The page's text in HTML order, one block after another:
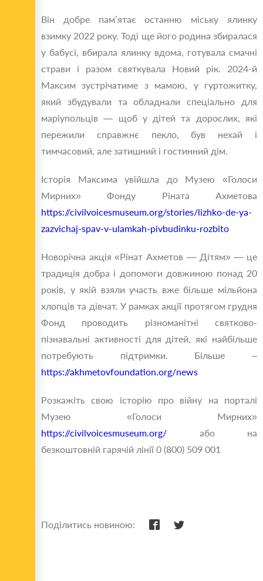
Він добре пам’ятає останню міську ялинку
взимку 2022 року. Тоді ще його родина збиралася
у бабусі, вбирала ялинку вдома, готувала смачні
страви і разом святкувала Новий рік. 2024-й
Максим зустрічатиме з мамою, у гуртожитку,
який збудували та обладнали спеціально для
маріупольців — щоб у дітей та дорослих, які
пережили справжнє пекло, був нехай і
тимчасовий, але затишний і гостинний дім.
Історія Максима увійшла до Музею «Голоси
Мирних» Фонду Ріната Ахметова
https://civilvoicesmuseum.org/stories/lizhko-de-ya-
zazvichaj-spav-v-ulamkah-pivbudinku-rozbito
Новорічна акція «Рінат Ахметов — Дітям» — це
традиція добра і допомоги довжиною понад 20
років, у якій взяли участь вже більше мільйона
хлопців та дівчат. У рамках акції протягом грудня
Фонд проводить різноманітні святково-
пізнавальні активності для дітей, які найбільше
потребують підтримки. Більше –
https://akhmetovfoundation.org/news
Розкажіть свою історію про війну на порталі
Музею «Голоси Мирних»
https://civilvoicesmuseum.org/ або на
безкоштовній гарячій лінії 0 (800) 509 001
Поділитись новиною: